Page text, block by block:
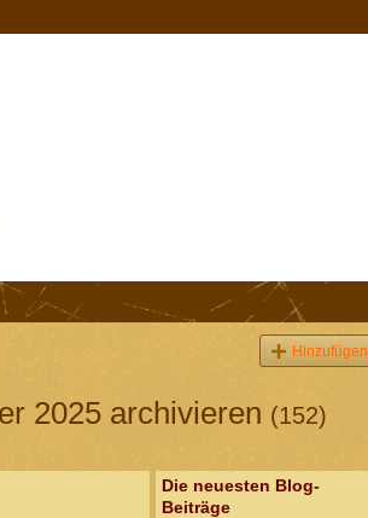
Hinzufügen
2025 archivieren (152)
Die neuesten Blog-
Beiträge